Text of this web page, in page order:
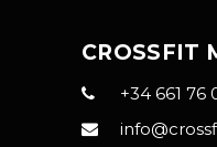
CROSSFIT
+34 661 76